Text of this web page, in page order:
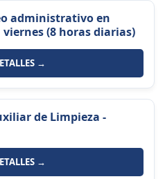
administrativo en
(8 horas diarias)
→
de Limpieza -
→